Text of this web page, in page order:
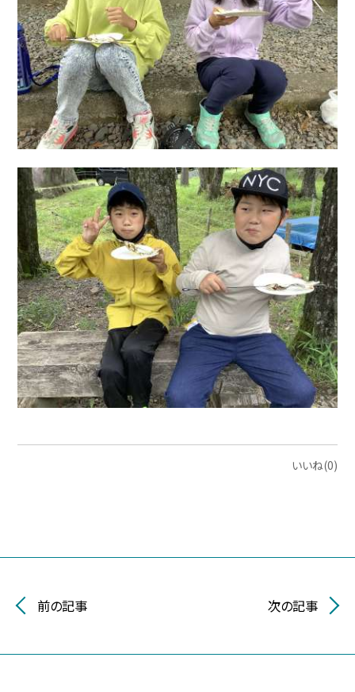
いいね(0)
前の記事 次の記事